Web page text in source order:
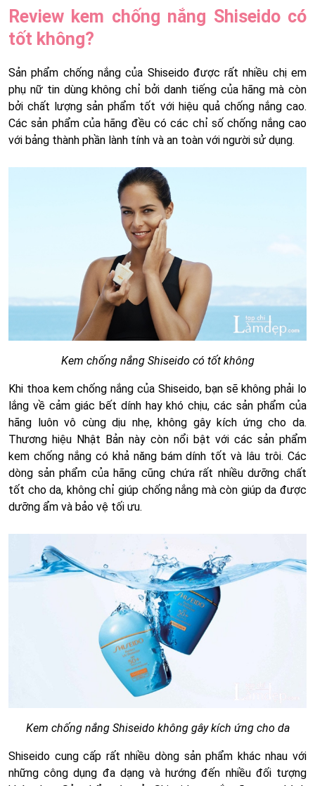
Review kem chống nắng Shiseido có
tốt không?
Sản phẩm chống nắng của Shiseido được rất nhiều chị em
phụ nữ tin dùng không chỉ bởi danh tiếng của hãng mà còn
bởi chất lượng sản phẩm tốt với hiệu quả chống nắng cao.
Các sản phẩm của hãng đều có các chỉ số chống nắng cao
với bảng thành phần lành tính và an toàn với người sử dụng.
Kem chống nắng Shiseido có tốt không
Khi thoa kem chống nắng của Shiseido, bạn sẽ không phải lo
lắng về cảm giác bết dính hay khó chịu, các sản phẩm của
hãng luôn vô cùng dịu nhẹ, không gây kích ứng cho da.
Thương hiệu Nhật Bản này còn nổi bật với các sản phẩm
kem chống nắng có khả năng bám dính tốt và lâu trôi. Các
dòng sản phẩm của hãng cũng chứa rất nhiều dưỡng chất
tốt cho da, không chỉ giúp chống nắng mà còn giúp da được
dưỡng ẩm và bảo vệ tối ưu.
Kem chống nắng Shiseido không gây kích ứng cho da
Shiseido cung cấp rất nhiều dòng sản phẩm khác nhau với
những công dụng đa dạng và hướng đến nhiều đối tượng